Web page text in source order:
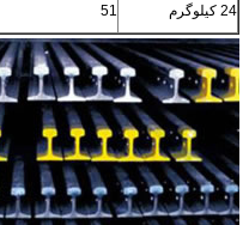
24 کیلوگرم 51